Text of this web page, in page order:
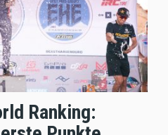
Ranking: